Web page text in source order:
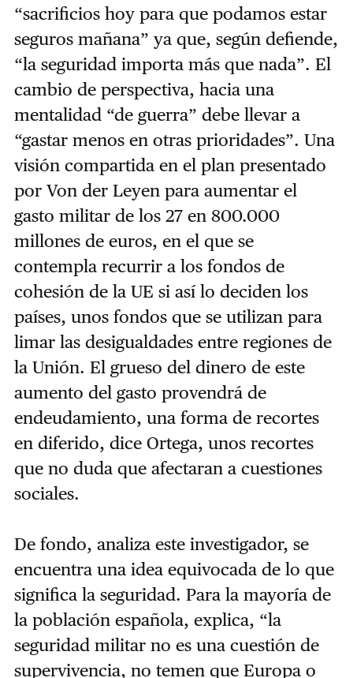
“sacrificios hoy para que podamos estar
seguros mañana” ya que, según defiende,
“la seguridad importa más que nada”. El
cambio de perspectiva, hacia una
mentalidad “de guerra” debe llevar a
“gastar menos en otras prioridades”. Una
visión compartida en el plan presentado
por Von der Leyen para aumentar el
gasto militar de los 27 en 800.000
millones de euros, en el que se
contempla recurrir a los fondos de
cohesión de la UE si así lo deciden los
países, unos fondos que se utilizan para
limar las desigualdades entre regiones de
la Unión. El grueso del dinero de este
aumento del gasto provendrá de
endeudamiento, una forma de recortes
en diferido, dice Ortega, unos recortes
que no duda que afectaran a cuestiones
sociales.
De fondo, analiza este investigador, se
encuentra una idea equivocada de lo que
significa la seguridad. Para la mayoría de
la población española, explica, “la
seguridad militar no es una cuestión de
supervivencia, no temen que Europa o